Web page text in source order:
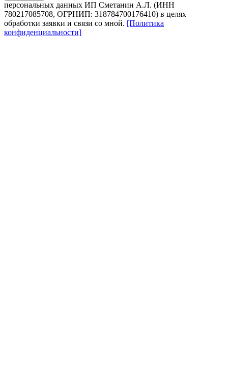
персональных данных ИП Сметанин А.Л. (ИНН
780217085708, ОГРНИП: 318784700176410) в целях
обработки заявки и связи со мной. [Политика
конфиденциальности]